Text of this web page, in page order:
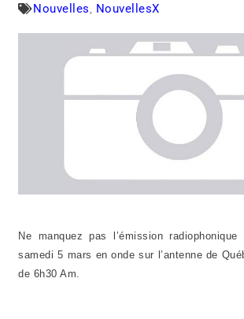
Nouvelles, NouvellesX
Ne manquez pas l’émission
samedi 5 mars en onde sur l’antenne de
de 6h30 Am.